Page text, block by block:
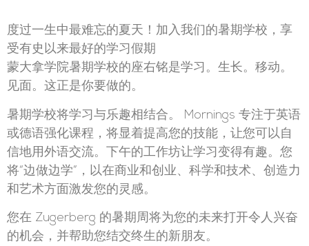
度过一生中最难忘的夏天！加入我们的暑期学校，享
受有史以来最好的学习假期
蒙大拿学院暑期学校的座右铭是学习。生长。移动。
见面。这正是你要做的。
暑期学校将学习与乐趣相结合。 Mornings 专注于英语
或德语强化课程，将显着提高您的技能，让您可以自
信地用外语交流。下午的工作坊让学习变得有趣。您
将“边做边学”，以在商业和创业、科学和技术、创造力
和艺术方面激发您的灵感。
您在 Zugerberg 的暑期周将为您的未来打开令人兴奋
的机会，并帮助您结交终生的新朋友。